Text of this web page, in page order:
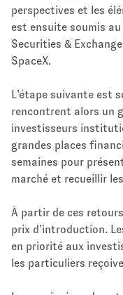
perspectives et les
est ensuite soumis
Securities &
SpaceX.
L’étape suivante est
rencontrent alors un
investisseurs
grandes places
semaines pour
marché et recueillir
À partir de ces
prix d’introduction.
en priorité aux
les particuliers